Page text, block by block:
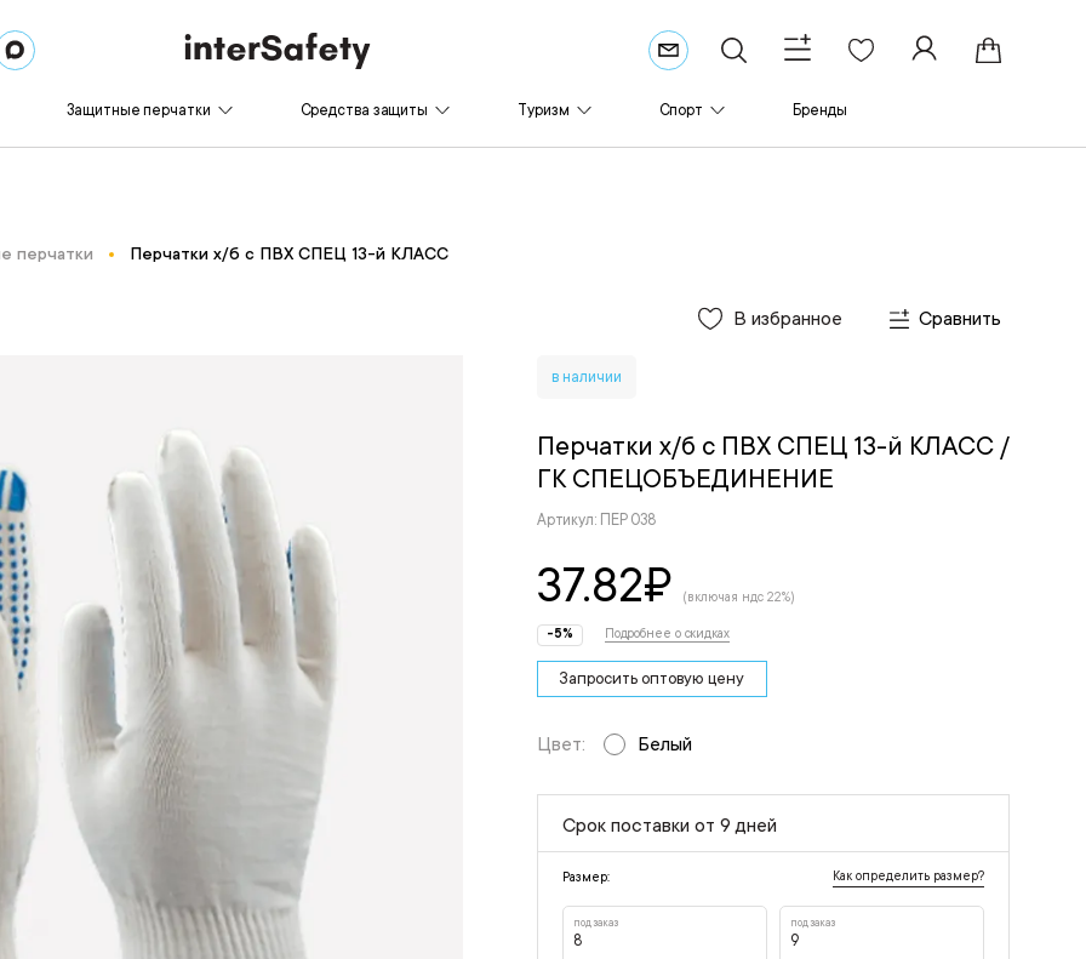
Защитные перчатки Средства защиты Туризм Спорт Бренды
перчатки Перчатки х/б с ПВХ СПЕЦ 13-й КЛАСС
В избранное Сравнить
в наличии
Перчатки х/б с ПВХ СПЕЦ 13-й КЛАСС /
ГК СПЕЦОБЪЕДИНЕНИЕ
Артикул: ПЕР 038
37.82₽ (включая ндс 22%)
-5% Подробнее о скидках
Запросить оптовую цену
Цвет: Белый
Срок поставки от 9 дней
Размер: Как определить размер?
под заказ
8
под заказ
9